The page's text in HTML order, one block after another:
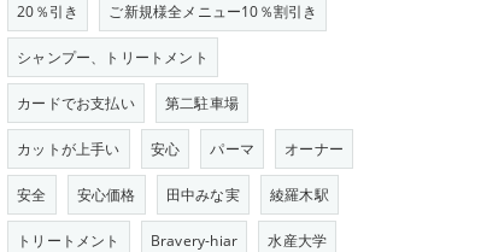
20％引き ご新規様全メニュー10％割引き
シャンプー、トリートメント
カードでお支払い 第二駐車場
カットが上手い 安心 パーマ オーナー
安全 安心価格 田中みな実 綾羅木駅
トリートメント Bravery-hiar 水産大学